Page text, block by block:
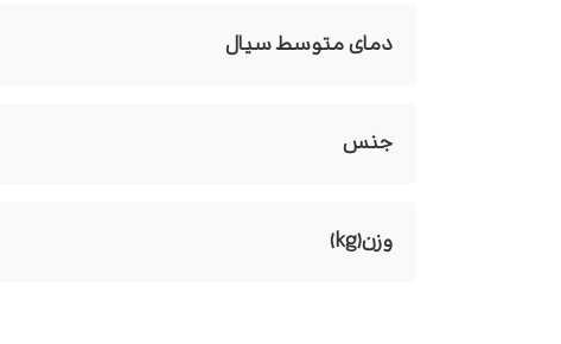
دمای متوسط سیال
جنس
وزن(kg)